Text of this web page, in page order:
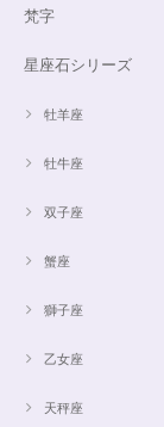
梵字
星座石シリーズ
牡羊座
牡牛座
双子座
蟹座
獅子座
乙女座
天秤座